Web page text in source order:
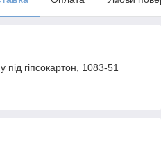
гіпсокартон, 1083-51